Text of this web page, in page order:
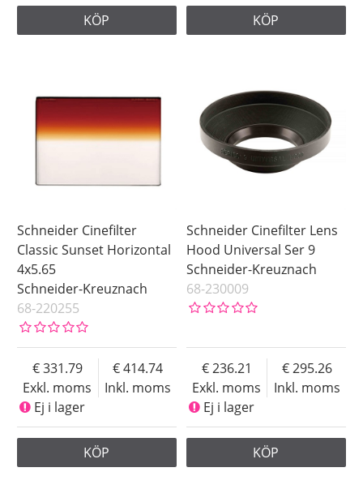
KÖP KÖP
Schneider Cinefilter
Classic Sunset Horizontal
4x5.65
Schneider-Kreuznach
68-220255
Exkl. moms
331.79
Inkl. moms
414.74
Ej i lager
KÖP
Schneider Cinefilter Lens
Hood Universal Ser 9
Schneider-Kreuznach
68-230009
Exkl. moms
236.21
Inkl. moms
295.26
Ej i lager
KÖP